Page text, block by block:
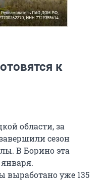
к
области, за
сезон
В Борино эта
выработано уже 135